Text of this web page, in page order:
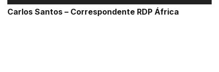
de
Carlos Santos – Correspondente RDP África